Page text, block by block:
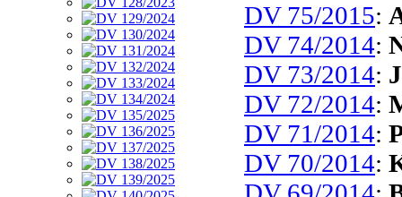
DV 75/2015:
DV 74/2014:
DV 73/2014:
DV 72/2014:
DV 71/2014:
DV 70/2014: